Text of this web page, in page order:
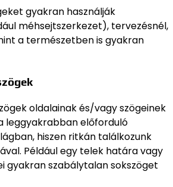
gyakran használják
méhsejtszerkezet), tervezésnél,
a természetben is gyakran
oldalainak és/vagy szögeinek
leggyakrabban előforduló
hiszen ritkán találkozunk
Például egy telek határa vagy
gyakran szabálytalan sokszöget